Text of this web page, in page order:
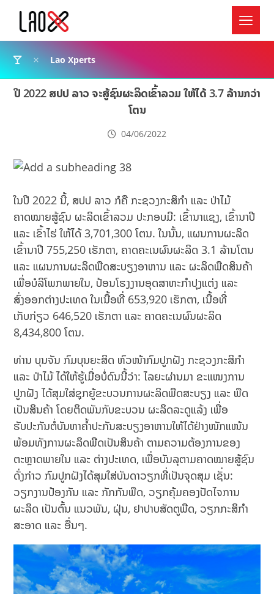
Lao Xperts
ປີ 2022 ສປປ ລາວ ຈະສູ້ຊົນຜະລິດເຂົ້າລວມ ໃຫ້ໄດ້ 3.7 ລ້ານກວ່າ
ໂຕນ
04/06/2022
ໃນປີ 2022 ນີ້, ສປປ ລາວ ກໍຄື ກະຊວງກະສິກຳ ແລະ ປ່າໄມ້
ຄາດໝາຍສູ້ຊົນ ຜະລິດເຂົ້າລວມ ປະກອບມີ: ເຂົ້ານາແຊງ, ເຂົ້ານາປີ
ແລະ ເຂົ້າໄຮ່ ໃຫ້ໄດ້ 3,701,300 ໂຕນ. ໃນນັ້ນ, ແຜນການຜະລິດ
ເຂົ້ານາປີ 755,250 ເຮັກຕາ, ຄາດຄະເນຜົນຜະລິດ 3.1 ລ້ານໂຕນ
ແລະ ແຜນການຜະລິດພືດສະບຽງອາຫານ ແລະ ຜະລິດພືດສິນຄ້າ
ເພື່ອບໍລິໂພກພາຍໃນ, ປ້ອນໂຮງງານອຸດສາຫະກໍາປຸງແຕ່ງ ແລະ
ສົ່ງອອກຕ່າງປະເທດ ໃນເນື້ອທີ່ 653,920 ເຮັກຕາ, ເນື້ອທີ່
ເກັບກ່ຽວ 646,520 ເຮັກຕາ ແລະ ຄາດຄະເນຜົນຜະລິດ
8,434,800 ໂຕນ.
ທ່ານ ບຸນຈັນ ກົມບຸນຍະສິດ ຫົວໜ້າກົມປູກຝັງ ກະຊວງກະສິກໍາ
ແລະ ປ່າໄມ້ ໄດ້ໃຫ້ຮູ້ເມື່ອບໍ່ດົນນີ້ວ່າ: ໄລຍະຜ່ານມາ ຂະແໜງການ
ປູກຝັງ ໄດ້ສຸມໃສ່ຊຸກຍູ້ຂະບວນການຜະລິດພືດສະບຽງ ແລະ ພືດ
ເປັນສິນຄ້າ ໂດຍຕິດພັນກັບຂະບວນ ຜະລິດລະດູແລ້ງ ເພື່ອ
ຮັບປະກັນຕໍ່ບັນຫາຄ້ຳປະກັນສະບຽງອາຫານໃຫ້ໄດ້ຢ່າງໜັກແໜ້ນ
ພ້ອມທັງການຜະລິດພືດເປັນສິນຄ້າ ຕາມຄວາມຕ້ອງການຂອງ
ຕະຫຼາດພາຍໃນ ແລະ ຕ່າງປະເທດ, ເພື່ອບັນລຸຕາມຄາດໝາຍສູ້ຊົນ
ດັ່ງກ່າວ ກົມປູກຝັງໄດ້ສຸມໃສ່ບັນດາວຽກທີ່ເປັນຈຸດສຸມ ເຊັ່ນ:
ວຽກງານປ້ອງກັນ ແລະ ກັກກັນພືດ, ວຽກຄຸ້ມຄອງປັດໄຈການ
ຜະລິດ ເປັນຕົ້ນ ແນວພັນ, ຝຸ່ນ, ຢາປາບສັດຕູພືດ, ວຽກກະສິກຳ
ສະອາດ ແລະ ອື່ນໆ.